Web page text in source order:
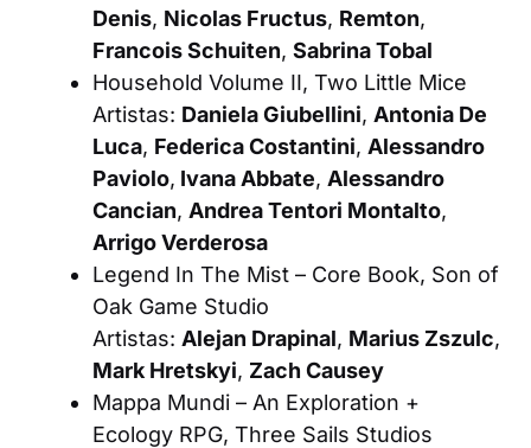
Denis, Nicolas Fructus, Remton,
Francois Schuiten, Sabrina Tobal
Household Volume II, Two Little Mice
Artistas: Daniela Giubellini, Antonia De
Luca, Federica Costantini, Alessandro
Paviolo, Ivana Abbate, Alessandro
Cancian, Andrea Tentori Montalto,
Arrigo Verderosa
Legend In The Mist – Core Book, Son of
Oak Game Studio
Artistas: Alejan Drapinal, Marius Zszulc,
Mark Hretskyi, Zach Causey
Mappa Mundi – An Exploration +
Ecology RPG, Three Sails Studios